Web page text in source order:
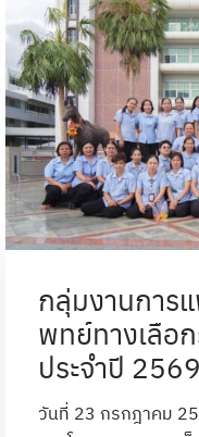
กลุ่มงานการ
พทย์ทางเลือ
ประจำปี 2569
วันที่ 23 กรกฎาคม